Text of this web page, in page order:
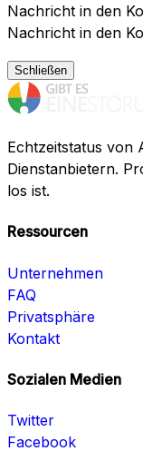
Nachricht in den
Nachricht in den
Schließen
Echtzeitstatus von
Dienstanbietern.
los ist.
Ressourcen
Unternehmen
FAQ
Privatsphäre
Kontakt
Sozialen Medien
Twitter
Facebook